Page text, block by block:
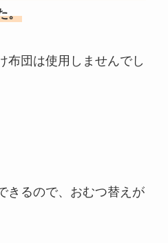
。
布団は使用しませんでし
きるので、おむつ替えが